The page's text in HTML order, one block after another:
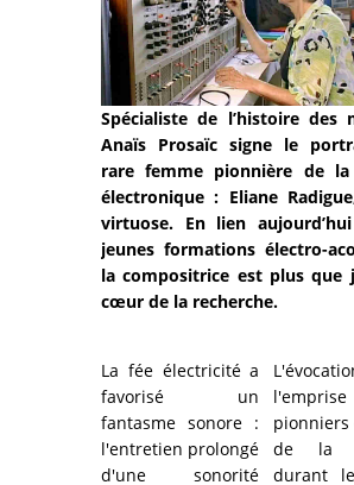
Spécialiste de l’histoire des
Anaïs Prosaïc signe le
rare femme pionnière de la
électronique : Eliane
virtuose. En lien
jeunes formations électro-
la compositrice est plus que
cœur de la recherche.
La fée électricité a
favorisé un
fantasme sonore :
l'entretien prolongé
d'une sonorité
de la
durant